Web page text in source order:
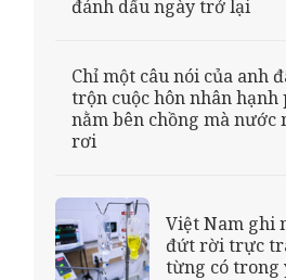
đánh dấu ngày trở lại
Chỉ một câu nói của anh
trộn cuộc hôn nhân hạnh
nằm bên chồng mà nước
rơi
Việt Nam ghi
đứt rời trực
từng có trong